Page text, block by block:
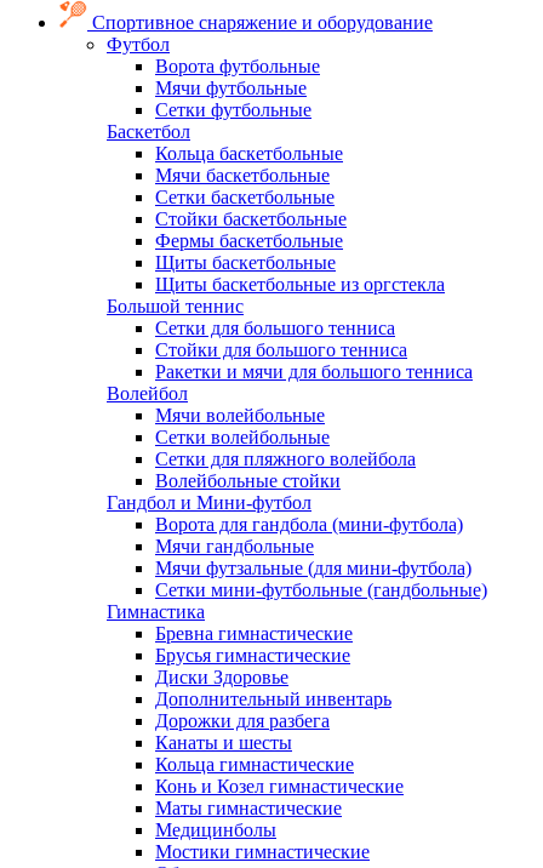
Спортивное снаряжение и оборудование
Футбол
Ворота футбольные
Мячи футбольные
Сетки футбольные
Баскетбол
Кольца баскетбольные
Мячи баскетбольные
Сетки баскетбольные
Стойки баскетбольные
Фермы баскетбольные
Щиты баскетбольные
Щиты баскетбольные из оргстекла
Большой теннис
Сетки для большого тенниса
Стойки для большого тенниса
Ракетки и мячи для большого тенниса
Волейбол
Мячи волейбольные
Сетки волейбольные
Сетки для пляжного волейбола
Волейбольные стойки
Гандбол и Мини-футбол
Ворота для гандбола (мини-футбола)
Мячи гандбольные
Мячи футзальные (для мини-футбола)
Сетки мини-футбольные (гандбольные)
Гимнастика
Бревна гимнастические
Брусья гимнастические
Диски Здоровье
Дополнительный инвентарь
Дорожки для разбега
Канаты и шесты
Кольца гимнастические
Конь и Козел гимнастические
Маты гимнастические
Медицинболы
Мостики гимнастические